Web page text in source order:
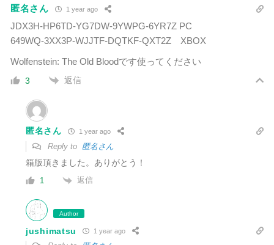
匿名さん 1 year ago
JDX3H-HP6TD-YG7DW-9YWPG-6YR7Z PC
649WQ-3XX3P-WJJTF-DQTKF-QXT2Z XBOX
Wolfenstein: The Old Bloodです使ってください
3 返信
匿名さん 1 year ago
Reply to 匿名さん
箱版頂きました。ありがとう！
1 返信
Author
jushimatsu 1 year ago